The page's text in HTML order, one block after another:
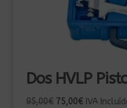
Dos HVLP
95,00€ El
75,00€ElIVA